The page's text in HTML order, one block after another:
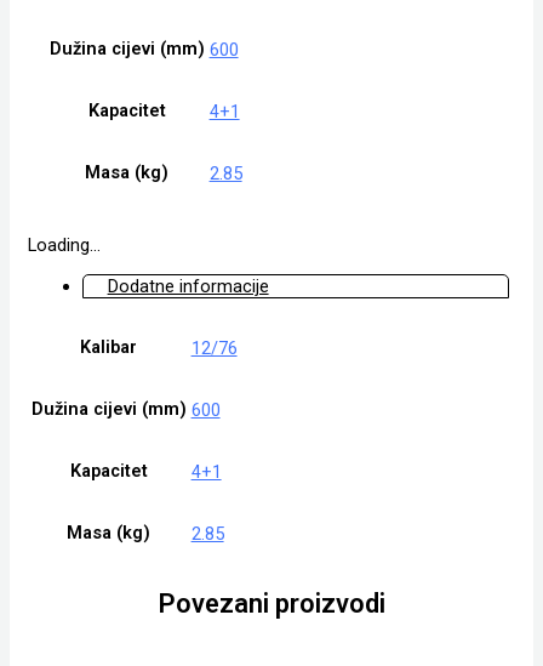
Dužina cijevi (mm) 600
Kapacitet 4+1
Masa (kg) 2.85
Loading...
Dodatne informacije
Kalibar 12/76
Dužina cijevi (mm) 600
Kapacitet 4+1
Masa (kg) 2.85
Povezani proizvodi